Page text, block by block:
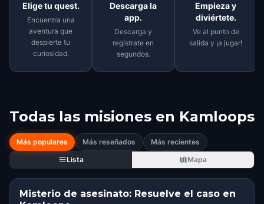
Elige tu quest.
Encuentra una
aventura que
despierte tu
curiosidad.
Descarga la
app.
Descarga y
regístrate en
segundos.
Empieza y
diviértete.
Ve al punto de
salida y ¡a jugar!
Todas las misiones en Kamloops
Más populares Más reseñados
Más recientes
Lista
Mapa
Misterio de asesinato: Resuelve el caso en